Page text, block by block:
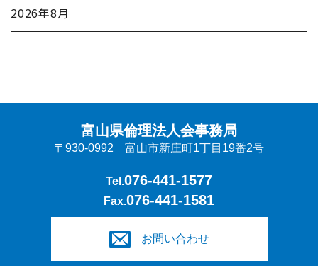
2026年8月
富山県倫理法人会事務局
〒930-0992 富山市新庄町1丁目19番2号
Tel.076-441-1577
Fax.076-441-1581
お問い合わせ